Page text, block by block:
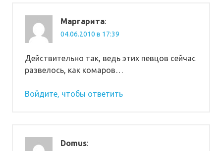
Маргарита:
04.06.2010 в 17:39
Действительно так, ведь этих певцов сейчас
развелось, как комаров…
Войдите, чтобы ответить
Domus: